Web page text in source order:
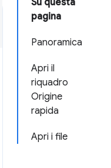
Su questa
pagina
Panoramica
Apri il
riquadro
Origine
rapida
Apri i file